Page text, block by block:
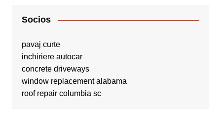
Socios
pavaj curte
inchiriere autocar
concrete driveways
window replacement alabama
roof repair columbia sc